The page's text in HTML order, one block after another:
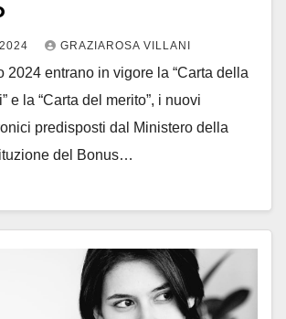
GRAZIAROSA VILLANI
2024 entrano in vigore la “Carta della
e la “Carta del merito”, i nuovi
predisposti dal Ministero della
del Bonus…